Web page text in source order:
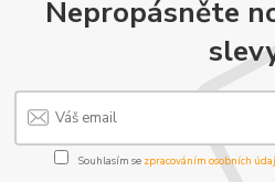
Nepropásněte
Souhlasím se zpracováním osobních